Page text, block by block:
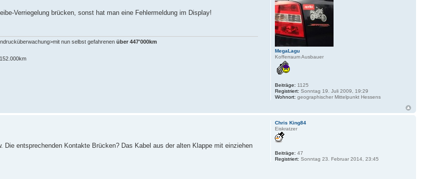
Verriegelung brücken, sonst hat man eine Fehlermeldung im Display!
nun selbst gefahrenen über 447'000km
MegaLagu
Kofferraum Ausbauer
Beiträge: 1125
Registriert: Sonntag 19. Juli 2009, 19:29
Wohnort: geographischer Mittelpunkt Hessens
entsprechenden Kontakte Brücken? Das Kabel aus der alten Klappe mit einziehen
Chris King84
Eiskratzer
Beiträge: 47
Registriert: Sonntag 23. Februar 2014, 23:45